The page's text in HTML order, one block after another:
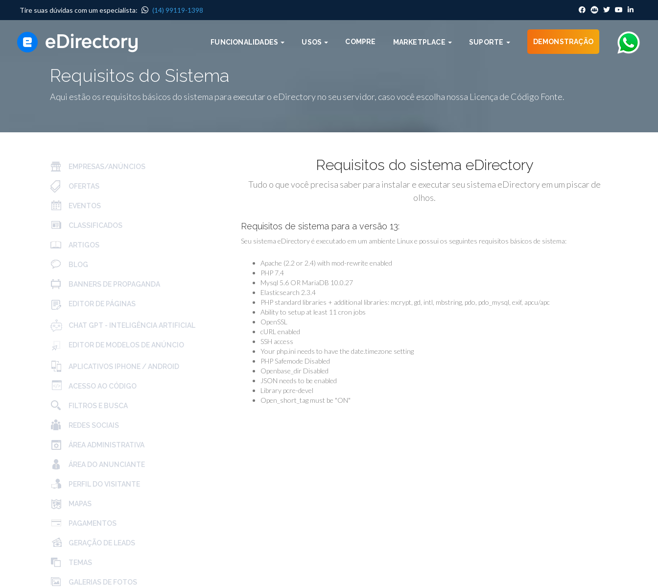
Tire suas dúvidas com um especialista: (14) 99119-1398
FUNCIONALIDADES USOS COMPRE MARKETPLACE SUPORTE DEMONSTRAÇÃO
Requisitos do Sistema
Aqui estão os requisitos básicos do sistema para executar o eDirectory no seu servidor, caso você escolha nossa Licença de Código Fonte.
EMPRESAS/ANÚNCIOS
OFERTAS
EVENTOS
CLASSIFICADOS
ARTIGOS
BLOG
BANNERS DE PROPAGANDA
EDITOR DE PÁGINAS
CHAT GPT - INTELIGÊNCIA ARTIFICIAL
EDITOR DE MODELOS DE ANÚNCIO
APLICATIVOS IPHONE / ANDROID
ACESSO AO CÓDIGO
FILTROS E BUSCA
REDES SOCIAIS
ÁREA ADMINISTRATIVA
ÁREA DO ANUNCIANTE
PERFIL DO VISITANTE
MAPAS
PAGAMENTOS
GERAÇÃO DE LEADS
TEMAS
GALERIAS DE FOTOS
Requisitos do sistema eDirectory
Tudo o que você precisa saber para instalar e executar seu sistema eDirectory em um piscar de
olhos.
Requisitos de sistema para a versão 13:
Seu sistema eDirectory é executado em um ambiente Linux e possui os seguintes requisitos básicos de sistema:
Apache (2.2 or 2.4) with mod-rewrite enabled
PHP 7.4
Mysql 5.6 OR MariaDB 10.0.27
Elasticsearch 2.3.4
PHP standard libraries + additional libraries: mcrypt, gd, intl, mbstring, pdo, pdo_mysql, exif, apcu/apc
Ability to setup at least 11 cron jobs
OpenSSL
cURL enabled
SSH access
Your php.ini needs to have the date.timezone setting
PHP Safemode Disabled
Openbase_dir Disabled
JSON needs to be enabled
Library pcre-devel
Open_short_tag must be "ON"